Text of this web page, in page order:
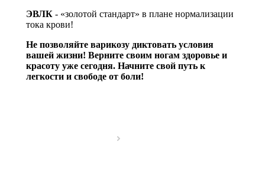
ЭВЛК - «золотой стандарт» в плане нормализации
тока крови!
Не позволяйте варикозу диктовать условия
вашей жизни! Верните своим ногам здоровье и
красоту уже сегодня. Начните свой путь к
легкости и свободе от боли!